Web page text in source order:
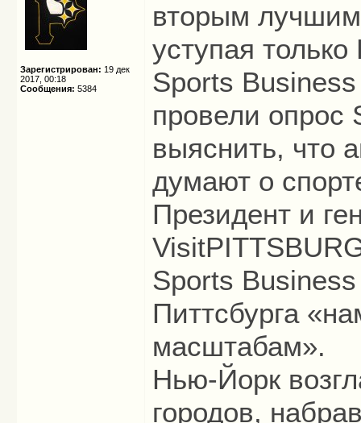
Зарегистрирован: 19 дек
2017, 00:18
Сообщения: 5384
вторым
уступая
Sports
провели опрос
выяснить, что
думают о
Президент и
Sports Business
Питтсбурга
масштабам».
Нью-Йорк
городов,